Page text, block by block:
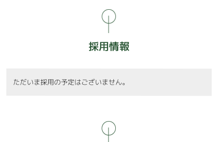
採用情報
ただいま採用の予定はございません。